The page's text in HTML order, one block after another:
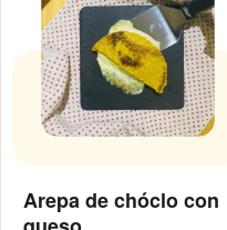
Arepa de chóclo con